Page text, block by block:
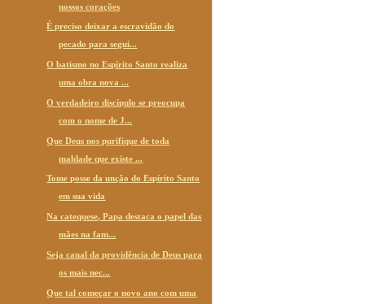
nossos corações
É preciso deixar a escravidão do
pecado para segui...
O batismo no Espírito Santo realiza
uma obra nova ...
O verdadeiro discípulo se preocupa
com o nome de J...
Que Deus nos purifique de toda
maldade que existe ...
Tome posse da unção do Espírito Santo
em sua vida
Na catequese, Papa destaca o papel das
mães na fam...
Seja canal da providência de Deus para
os mais nec...
Que tal começar o novo ano com uma